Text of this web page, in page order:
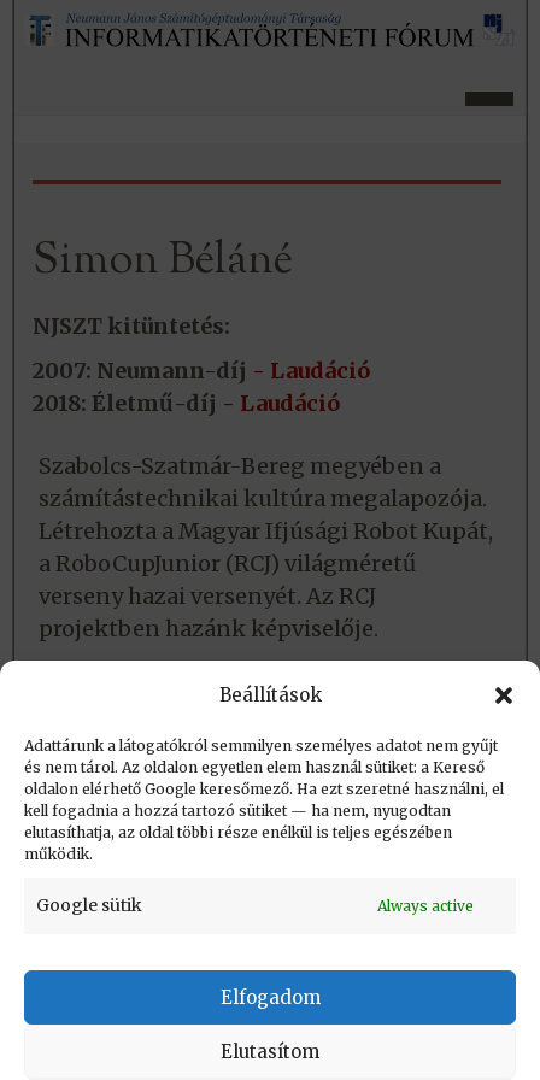
Beállítások
Adattárunk a látogatókról semmilyen személyes adatot nem gyűjt
és nem tárol. Az oldalon egyetlen elem használ sütiket: a Kereső
oldalon elérhető Google keresőmező. Ha ezt szeretné használni, el
kell fogadnia a hozzá tartozó sütiket — ha nem, nyugodtan
elutasíthatja, az oldal többi része enélkül is teljes egészében
működik.
Google sütik Always active
Elfogadom
Elutasítom
Simon Béláné
NJSZT kitüntetés:
2007: Neumann-díj - Laudáció
2018: Életmű-díj - Laudáció
Szabolcs-Szatmár-Bereg megyében a
számítástechnikai kultúra megalapozója.
Létrehozta a Magyar Ifjúsági Robot Kupát,
a RoboCupJunior (RCJ) világméretű
verseny hazai versenyét. Az RCJ
projektben hazánk képviselője.
Létrehozva: 2018.06.17. 09:30
Utolsó módosítás: 2022.02.24. 20:04
Impresszum
Adatvédelmi tájékoztató